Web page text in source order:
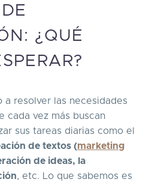
¿QUÉ
a resolver las necesidades
cada vez más buscan
sus tareas diarias como el
de textos (marketing
de ideas, la
, etc. Lo que sabemos es